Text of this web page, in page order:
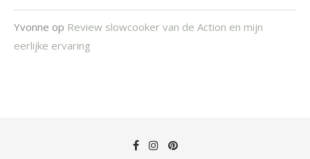
Yvonne op Review slowcooker van de Action en mijn
eerlijke ervaring